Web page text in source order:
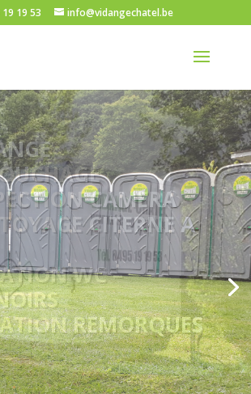
19 53 info@vidangechatel.be
CAMERA
CITERNE A
WC –
REMORQUES